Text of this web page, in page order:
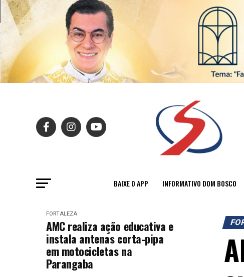
BAIXE O APP INFORMATIVO DOM BOSCO
FORTALEZA
AMC realiza ação educativa e
instala antenas corta-pipa
em motocicletas na
Parangaba